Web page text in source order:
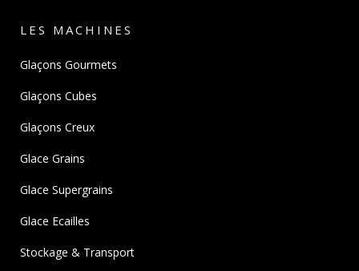
LES MACHINES
Glaçons Gourmets
Glaçons Cubes
Glaçons Creux
Glace Grains
Glace Supergrains
Glace Ecailles
Stockage & Transport